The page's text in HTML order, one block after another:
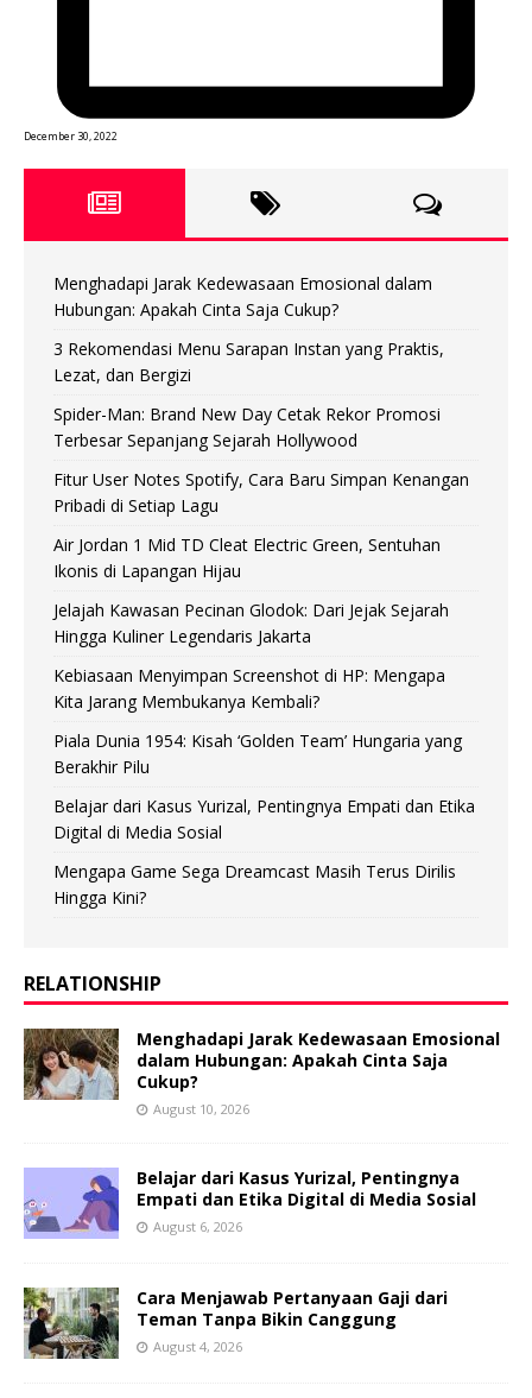
December 30, 2022
Menghadapi Jarak Kedewasaan Emosional dalam
Hubungan: Apakah Cinta Saja Cukup?
3 Rekomendasi Menu Sarapan Instan yang Praktis,
Lezat, dan Bergizi
Spider-Man: Brand New Day Cetak Rekor Promosi
Terbesar Sepanjang Sejarah Hollywood
Fitur User Notes Spotify, Cara Baru Simpan Kenangan
Pribadi di Setiap Lagu
Air Jordan 1 Mid TD Cleat Electric Green, Sentuhan
Ikonis di Lapangan Hijau
Jelajah Kawasan Pecinan Glodok: Dari Jejak Sejarah
Hingga Kuliner Legendaris Jakarta
Kebiasaan Menyimpan Screenshot di HP: Mengapa
Kita Jarang Membukanya Kembali?
Piala Dunia 1954: Kisah ‘Golden Team’ Hungaria yang
Berakhir Pilu
Belajar dari Kasus Yurizal, Pentingnya Empati dan Etika
Digital di Media Sosial
Mengapa Game Sega Dreamcast Masih Terus Dirilis
Hingga Kini?
RELATIONSHIP
Menghadapi Jarak Kedewasaan Emosional
dalam Hubungan: Apakah Cinta Saja
Cukup?
August 10, 2026
Belajar dari Kasus Yurizal, Pentingnya
Empati dan Etika Digital di Media Sosial
August 6, 2026
Cara Menjawab Pertanyaan Gaji dari
Teman Tanpa Bikin Canggung
August 4, 2026